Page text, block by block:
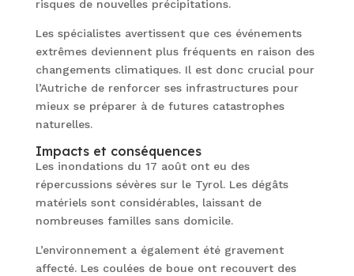
risques de nouvelles précipitations.
Les spécialistes avertissent que ces événements
extrêmes deviennent plus fréquents en raison des
changements climatiques. Il est donc crucial pour
l’Autriche de renforcer ses infrastructures pour
mieux se préparer à de futures catastrophes
naturelles.
Impacts et conséquences
Les inondations du 17 août ont eu des
répercussions sévères sur le Tyrol. Les dégâts
matériels sont considérables, laissant de
nombreuses familles sans domicile.
L’environnement a également été gravement
affecté. Les coulées de boue ont recouvert des